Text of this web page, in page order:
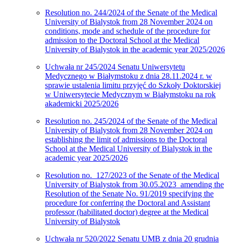
Resolution no. 244/2024 of the Senate of the Medical
University of Bialystok from 28 November 2024 on
conditions, mode and schedule of the procedure for
admission to the Doctoral School at the Medical
University of Bialystok in the academic year 2025/2026
Uchwała nr 245/2024 Senatu Uniwersytetu
Medycznego w Białymstoku z dnia 28.11.2024 r. w
sprawie ustalenia limitu przyjęć do Szkoły Doktorskiej
w Uniwersytecie Medycznym w Białymstoku na rok
akademicki 2025/2026
Resolution no. 245/2024 of the Senate of the Medical
University of Bialystok from 28 November 2024 on
establishing the limit of admissions to the Doctoral
School at the Medical University of Bialystok in the
academic year 2025/2026
Resolution no. 127/2023 of the Senate of the Medical
University of Bialystok from 30.05.2023 amending the
Resolution of the Senate No. 91/2019 specifying the
procedure for conferring the Doctoral and Assistant
professor (habilitated doctor) degree at the Medical
University of Bialystok
Uchwała nr 520/2022 Senatu UMB z dnia 20 grudnia